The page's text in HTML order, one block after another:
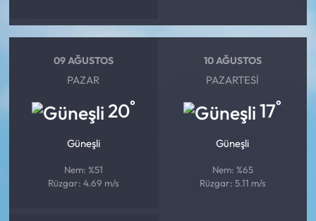
09 AĞUSTOS
PAZAR
20°
Güneşli
Nem: %51
Rüzgar: 4.69 m/s
10 AĞUSTOS
PAZARTESI
17°
Güneşli
Nem: %65
Rüzgar: 5.11 m/s